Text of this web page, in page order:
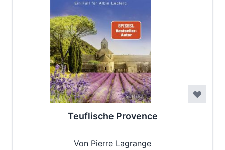
Teuflische Provence
Von Pierre Lagrange